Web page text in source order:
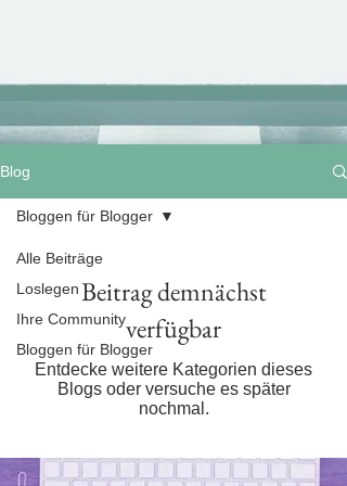
Blog
Alle Beiträge
Loslegen
Ihre Community
Bloggen für Blogger
Bloggen für Blogger
Beitrag demnächst
verfügbar
Entdecke weitere Kategorien dieses
Blogs oder versuche es später
nochmal.